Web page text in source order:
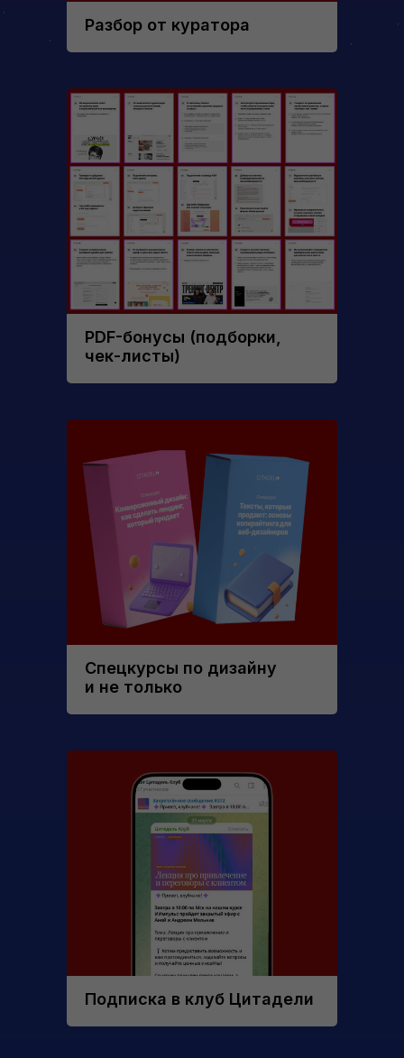
Разбор от куратора
PDF-бонусы (подборки,
чек-листы)
Спецкурсы по дизайну
и не только
Подписка в клуб Цитадели